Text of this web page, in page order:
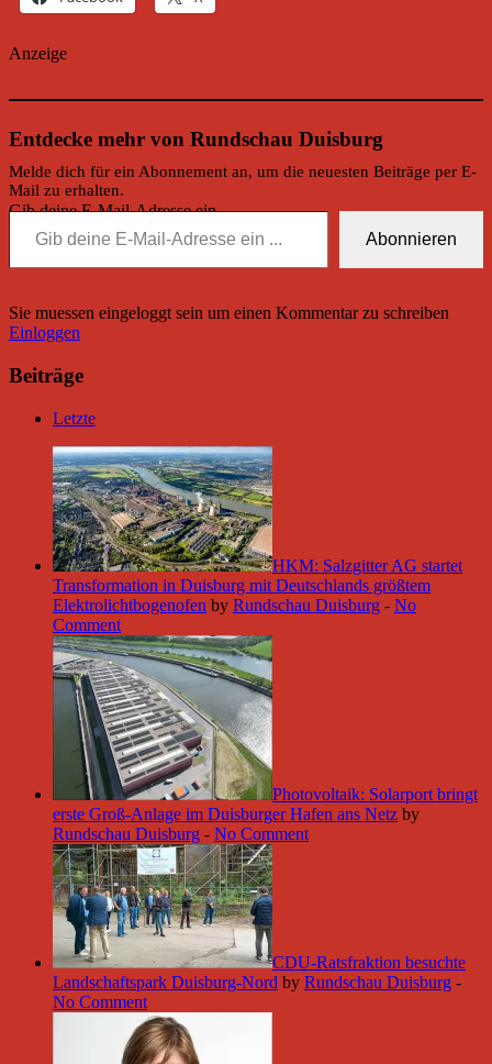
Anzeige
Entdecke mehr von Rundschau Duisburg
Melde dich für ein Abonnement an, um die neuesten Beiträge per E-
Mail zu erhalten.
Gib deine E-Mail-Adresse ein ...
Abonnieren
Sie muessen eingeloggt sein um einen Kommentar zu schreiben
Einloggen
Beiträge
Letzte
HKM: Salzgitter AG startet
Transformation in Duisburg mit Deutschlands größtem
Elektrolichtbogenofen by Rundschau Duisburg - No
Comment
Photovoltaik: Solarport bringt
erste Groß-Anlage im Duisburger Hafen ans Netz by
Rundschau Duisburg - No Comment
CDU-Ratsfraktion besuchte
Landschaftspark Duisburg-Nord by Rundschau Duisburg -
No Comment